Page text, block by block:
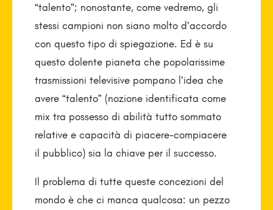
“talento”; nonostante, come vedremo, gli
stessi campioni non siano molto d’accordo
con questo tipo di spiegazione. Ed è su
questo dolente pianeta che popolarissime
trasmissioni televisive pompano l’idea che
avere “talento” (nozione identificata come
mix tra possesso di abilità tutto sommato
relative e capacità di piacere-compiacere
il pubblico) sia la chiave per il successo.
Il problema di tutte queste concezioni del
mondo è che ci manca qualcosa: un pezzo